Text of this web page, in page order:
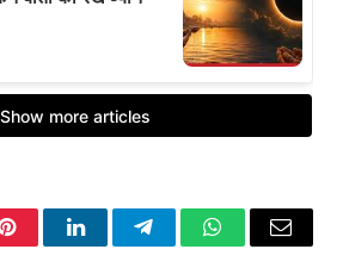
PinterestLinkedInTelegramWhatsApp
Email